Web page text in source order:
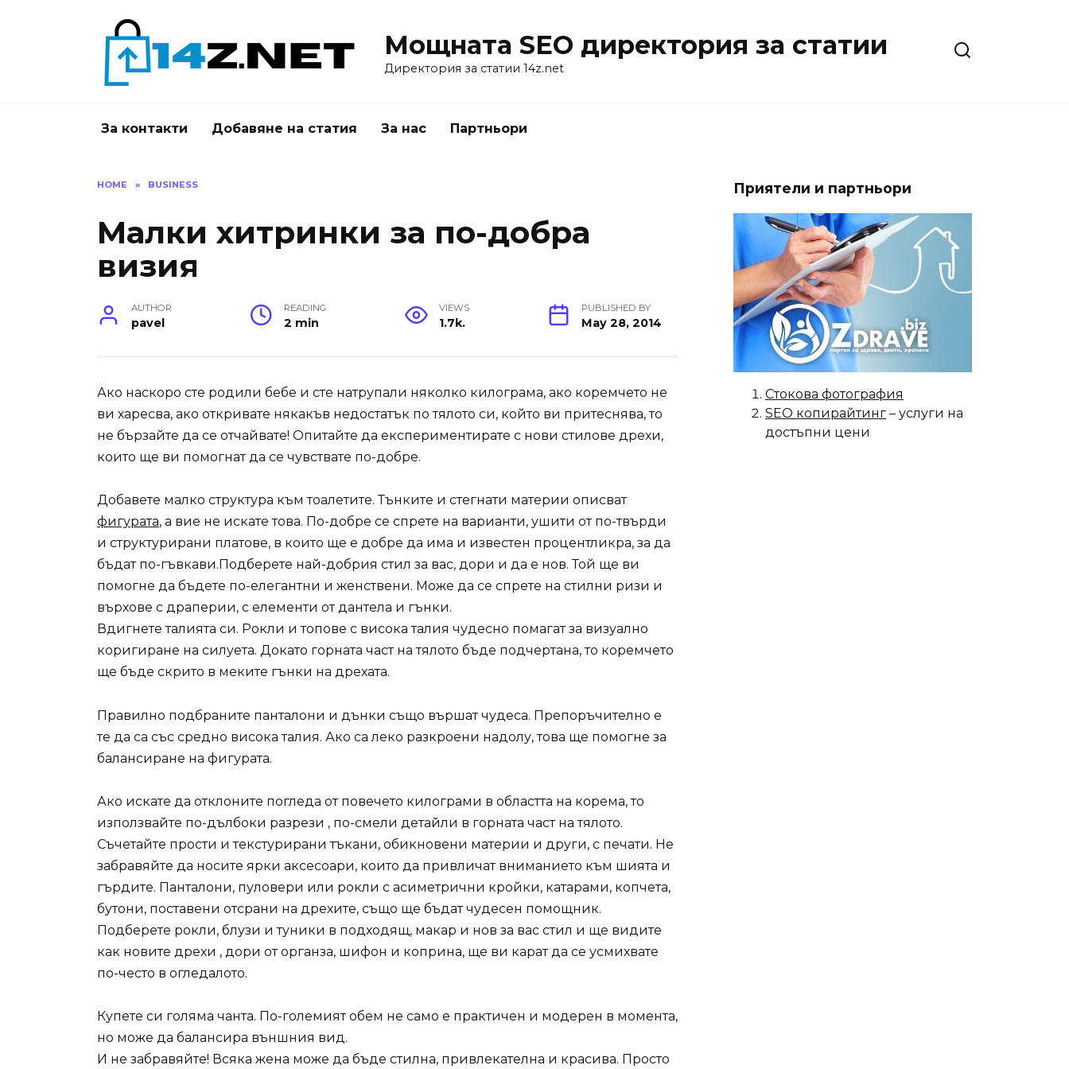
Мощната SEO директория за статии
Директория за статии 14z.net
За контакти Добавяне на статия За нас Партньори
HOME » BUSINESS
Малки хитринки за по-добра
визия
AUTHOR
pavel
READING
2 min
VIEWS
1.7k.
PUBLISHED BY
May 28, 2014
Ако наскоро сте родили бебе и сте натрупали няколко килограма, ако коремчето не
ви харесва, ако откривате някакъв недостатък по тялото си, който ви притеснява, то
не бързайте да се отчайвате! Опитайте да експериментирате с нови стилове дрехи,
които ще ви помогнат да се чувствате по-добре.
Добавете малко структура към тоалетите. Тънките и стегнати материи описват
фигурата, а вие не искате това. По-добре се спрете на варианти, ушити от по-твърди
и структурирани платове, в които ще е добре да има и известен процентликра, за да
бъдат по-гъвкави.Подберете най-добрия стил за вас, дори и да е нов. Той ще ви
помогне да бъдете по-елегантни и женствени. Може да се спрете на стилни ризи и
върхове с драперии, с елементи от дантела и гънки.
Вдигнете талията си. Рокли и топове с висока талия чудесно помагат за визуално
коригиране на силуета. Докато горната част на тялото бъде подчертана, то коремчето
ще бъде скрито в меките гънки на дрехата.
Правилно подбраните панталони и дънки също вършат чудеса. Препоръчително е
те да са със средно висока талия. Ако са леко разкроени надолу, това ще помогне за
балансиране на фигурата.
Ако искате да отклоните погледа от повечето килограми в областта на корема, то
използвайте по-дълбоки разрези , по-смели детайли в горната част на тялото.
Съчетайте прости и текстурирани тъкани, обикновени материи и други, с печати. Не
забравяйте да носите ярки аксесоари, които да привличат вниманието към шията и
гърдите. Панталони, пуловери или рокли с асиметрични кройки, катарами, копчета,
бутони, поставени отсрани на дрехите, също ще бъдат чудесен помощник.
Подберете рокли, блузи и туники в подходящ, макар и нов за вас стил и ще видите
как новите дрехи , дори от органза, шифон и коприна, ще ви карат да се усмихвате
по-често в огледалото.
Купете си голяма чанта. По-големият обем не само е практичен и модерен в момента,
но може да балансира външния вид.
И не забравяйте! Всяка жена може да бъде стилна, привлекателна и красива. Просто
Приятели и партньори
Стокова фотография
SEO копирайтинг – услуги на
достъпни цени